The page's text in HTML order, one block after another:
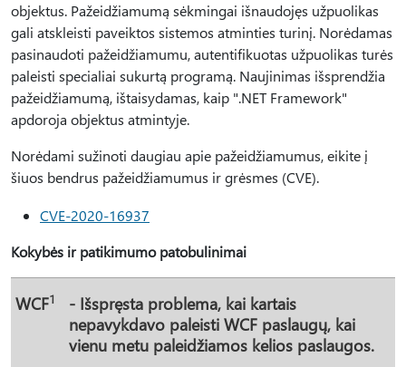
objektus. Pažeidžiamumą sėkmingai išnaudojęs užpuolikas
gali atskleisti paveiktos sistemos atminties turinį. Norėdamas
pasinaudoti pažeidžiamumu, autentifikuotas užpuolikas turės
paleisti specialiai sukurtą programą. Naujinimas išsprendžia
pažeidžiamumą, ištaisydamas, kaip ".NET Framework"
apdoroja objektus atmintyje.
Norėdami sužinoti daugiau apie pažeidžiamumus, eikite į
šiuos bendrus pažeidžiamumus ir grėsmes (CVE).
CVE-2020-16937
Kokybės ir patikimumo patobulinimai
WCF1
- Išspręsta problema, kai kartais
nepavykdavo paleisti WCF paslaugų, kai
vienu metu paleidžiamos kelios paslaugos.